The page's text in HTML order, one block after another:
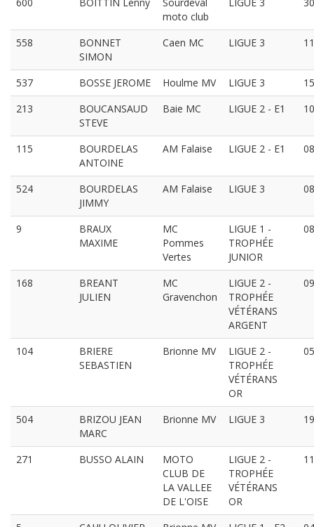
moto club
558
BONNET
SIMON
Caen MC LIGUE 3
537 BOSSE JEROME Houlme MV LIGUE 3
213
BOUCANSAUD
STEVE
Baie MC LIGUE 2 - E1
115
BOURDELAS
ANTOINE
AM Falaise LIGUE 2 - E1
524
BOURDELAS
JIMMY
AM Falaise LIGUE 3
9
BRAUX
MAXIME
MC
Pommes
Vertes
LIGUE 1 -
TROPHÉE
JUNIOR
168
BREANT
JULIEN
MC
Gravenchon
LIGUE 2 -
TROPHÉE
VÉTÉRANS
ARGENT
104
BRIERE
SEBASTIEN
Brionne MV
LIGUE 2 -
TROPHÉE
VÉTÉRANS
OR
504
BRIZOU JEAN
MARC
Brionne MV LIGUE 3
271 BUSSO ALAIN
MOTO
CLUB DE
LA VALLEE
DE L'OISE
LIGUE 2 -
TROPHÉE
VÉTÉRANS
OR